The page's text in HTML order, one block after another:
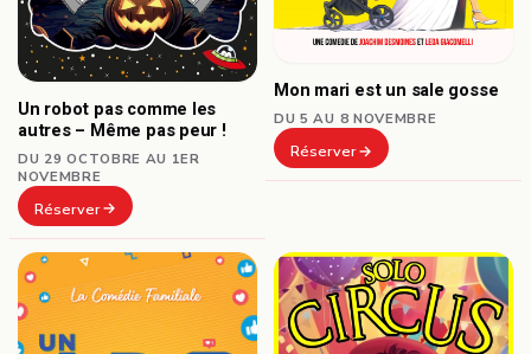
Un robot pas comme les
autres – Même pas peur !
DU 29 OCTOBRE AU 1ER
NOVEMBRE
Réserver
Mon mari est un sale gosse
DU 5 AU 8 NOVEMBRE
Réserver